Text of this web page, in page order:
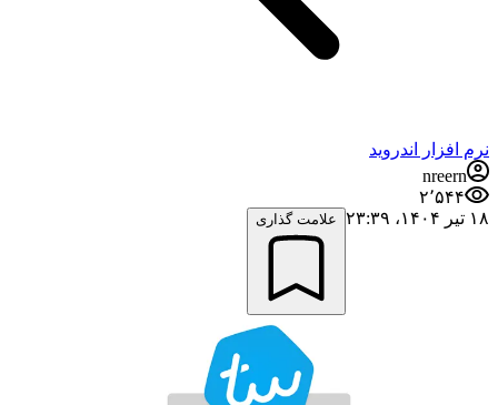
نرم افزار اندروید
nreern
۲٬۵۴۴
۱۸ تیر ۱۴۰۴،‏ ۲۳:۳۹
علامت گذاری